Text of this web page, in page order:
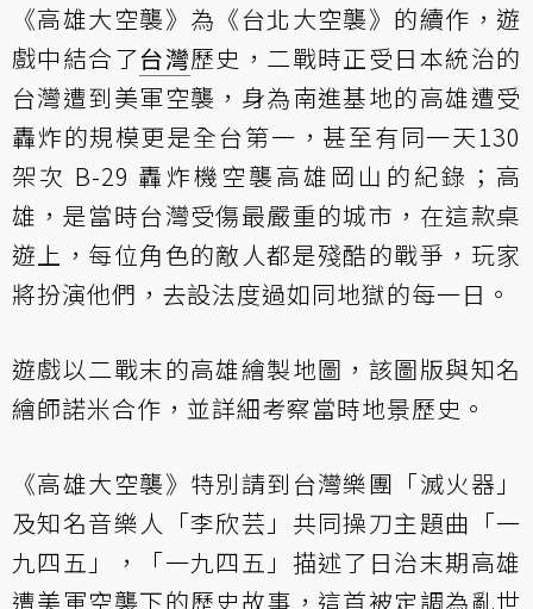
《高雄大空襲》為《台北大空襲》的續作，遊
戲中結合了台灣歷史，二戰時正受日本統治的
台灣遭到美軍空襲，身為南進基地的高雄遭受
轟炸的規模更是全台第一，甚至有同一天130
架次 B-29 轟炸機空襲高雄岡山的紀錄；高
雄，是當時台灣受傷最嚴重的城市，在這款桌
遊上，每位角色的敵人都是殘酷的戰爭，玩家
將扮演他們，去設法度過如同地獄的每一日。
遊戲以二戰末的高雄繪製地圖，該圖版與知名
繪師諾米合作，並詳細考察當時地景歷史。
《高雄大空襲》特別請到台灣樂團「滅火器」
及知名音樂人「李欣芸」共同操刀主題曲「一
九四五」，「一九四五」描述了日治末期高雄
遭美軍空襲下的歷史故事，這首被定調為亂世